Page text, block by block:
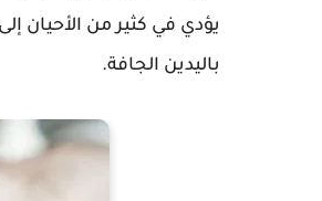
يؤدي في كثير من الأحيان
باليدين الجافة.